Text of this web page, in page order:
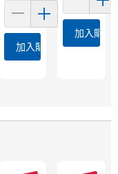
加入購物車
加入購物